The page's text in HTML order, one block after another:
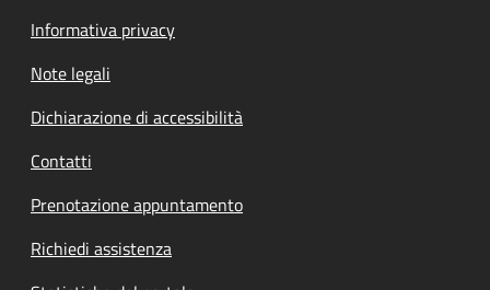
Informativa privacy
Note legali
Dichiarazione di accessibilità
Contatti
Prenotazione appuntamento
Richiedi assistenza